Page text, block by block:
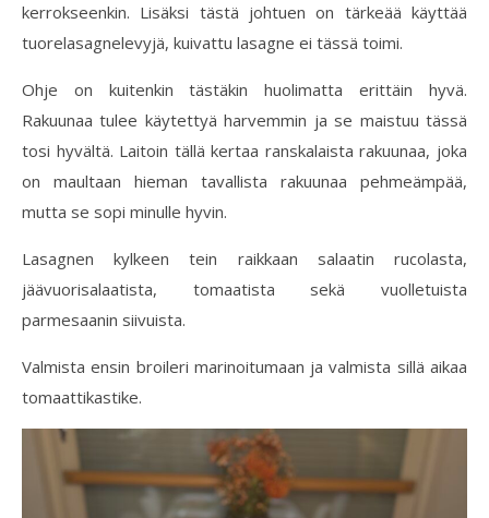
kerrokseenkin. Lisäksi tästä johtuen on tärkeää käyttää
tuorelasagnelevyjä, kuivattu lasagne ei tässä toimi.
Ohje on kuitenkin tästäkin huolimatta erittäin hyvä.
Rakuunaa tulee käytettyä harvemmin ja se maistuu tässä
tosi hyvältä. Laitoin tällä kertaa ranskalaista rakuunaa, joka
on maultaan hieman tavallista rakuunaa pehmeämpää,
mutta se sopi minulle hyvin.
Lasagnen kylkeen tein raikkaan salaatin rucolasta,
jäävuorisalaatista, tomaatista sekä vuolletuista
parmesaanin siivuista.
Valmista ensin broileri marinoitumaan ja valmista sillä aikaa
tomaattikastike.